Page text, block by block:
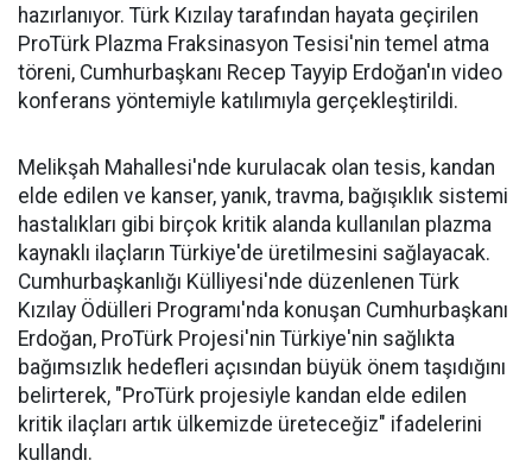
hazırlanıyor. Türk Kızılay tarafından hayata geçirilen
ProTürk Plazma Fraksinasyon Tesisi'nin temel atma
töreni, Cumhurbaşkanı Recep Tayyip Erdoğan'ın video
konferans yöntemiyle katılımıyla gerçekleştirildi.
Melikşah Mahallesi'nde kurulacak olan tesis, kandan
elde edilen ve kanser, yanık, travma, bağışıklık sistemi
hastalıkları gibi birçok kritik alanda kullanılan plazma
kaynaklı ilaçların Türkiye'de üretilmesini sağlayacak.
Cumhurbaşkanlığı Külliyesi'nde düzenlenen Türk
Kızılay Ödülleri Programı'nda konuşan Cumhurbaşkanı
Erdoğan, ProTürk Projesi'nin Türkiye'nin sağlıkta
bağımsızlık hedefleri açısından büyük önem taşıdığını
belirterek, "ProTürk projesiyle kandan elde edilen
kritik ilaçları artık ülkemizde üreteceğiz" ifadelerini
kullandı.